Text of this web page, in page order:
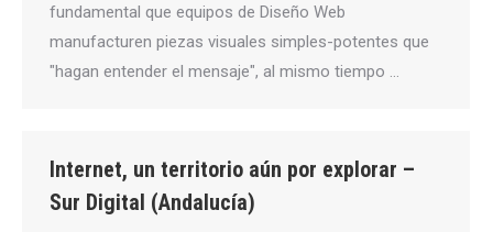
fundamental que equipos de Diseño Web
manufacturen piezas visuales simples-potentes que
"hagan entender el mensaje", al mismo tiempo …
Internet, un territorio aún por explorar –
Sur Digital (Andalucía)